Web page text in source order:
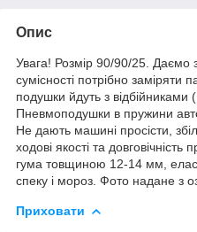
Опис
Увага! Розмір 90/90/25. Даємо
сумісності потрібно заміряти
подушки йдуть з відбійниками
Пневмоподушки в пружини
Не дають машині просісти,
ходові якості та
гума товщиною 12-14 мм,
спеку і мороз. Фото надане з
Приховати